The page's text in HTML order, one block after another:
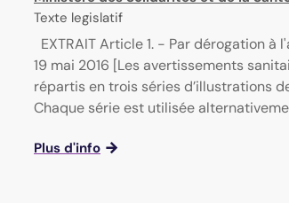
Texte legislatif
EXTRAIT Article 1. - Par dérogation à
19 mai 2016 [Les avertissements
répartis en trois séries d’illustrations
Chaque série est utilisée
Plus d'info